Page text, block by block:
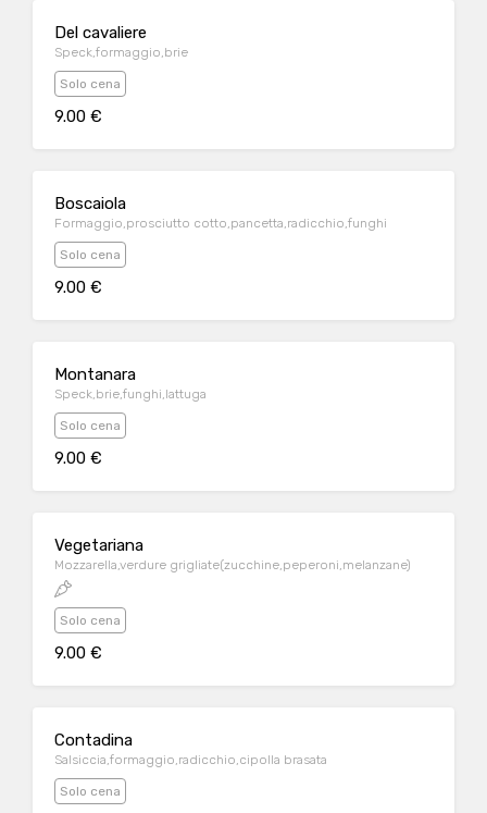
Del cavaliere
Speck,formaggio,brie
Solo cena
9.00 €
Boscaiola
Formaggio,prosciutto cotto,pancetta,radicchio,funghi
Solo cena
9.00 €
Montanara
Speck,brie,funghi,lattuga
Solo cena
9.00 €
Vegetariana
Mozzarella,verdure grigliate(zucchine,peperoni,melanzane)
Solo cena
9.00 €
Contadina
Salsiccia,formaggio,radicchio,cipolla brasata
Solo cena